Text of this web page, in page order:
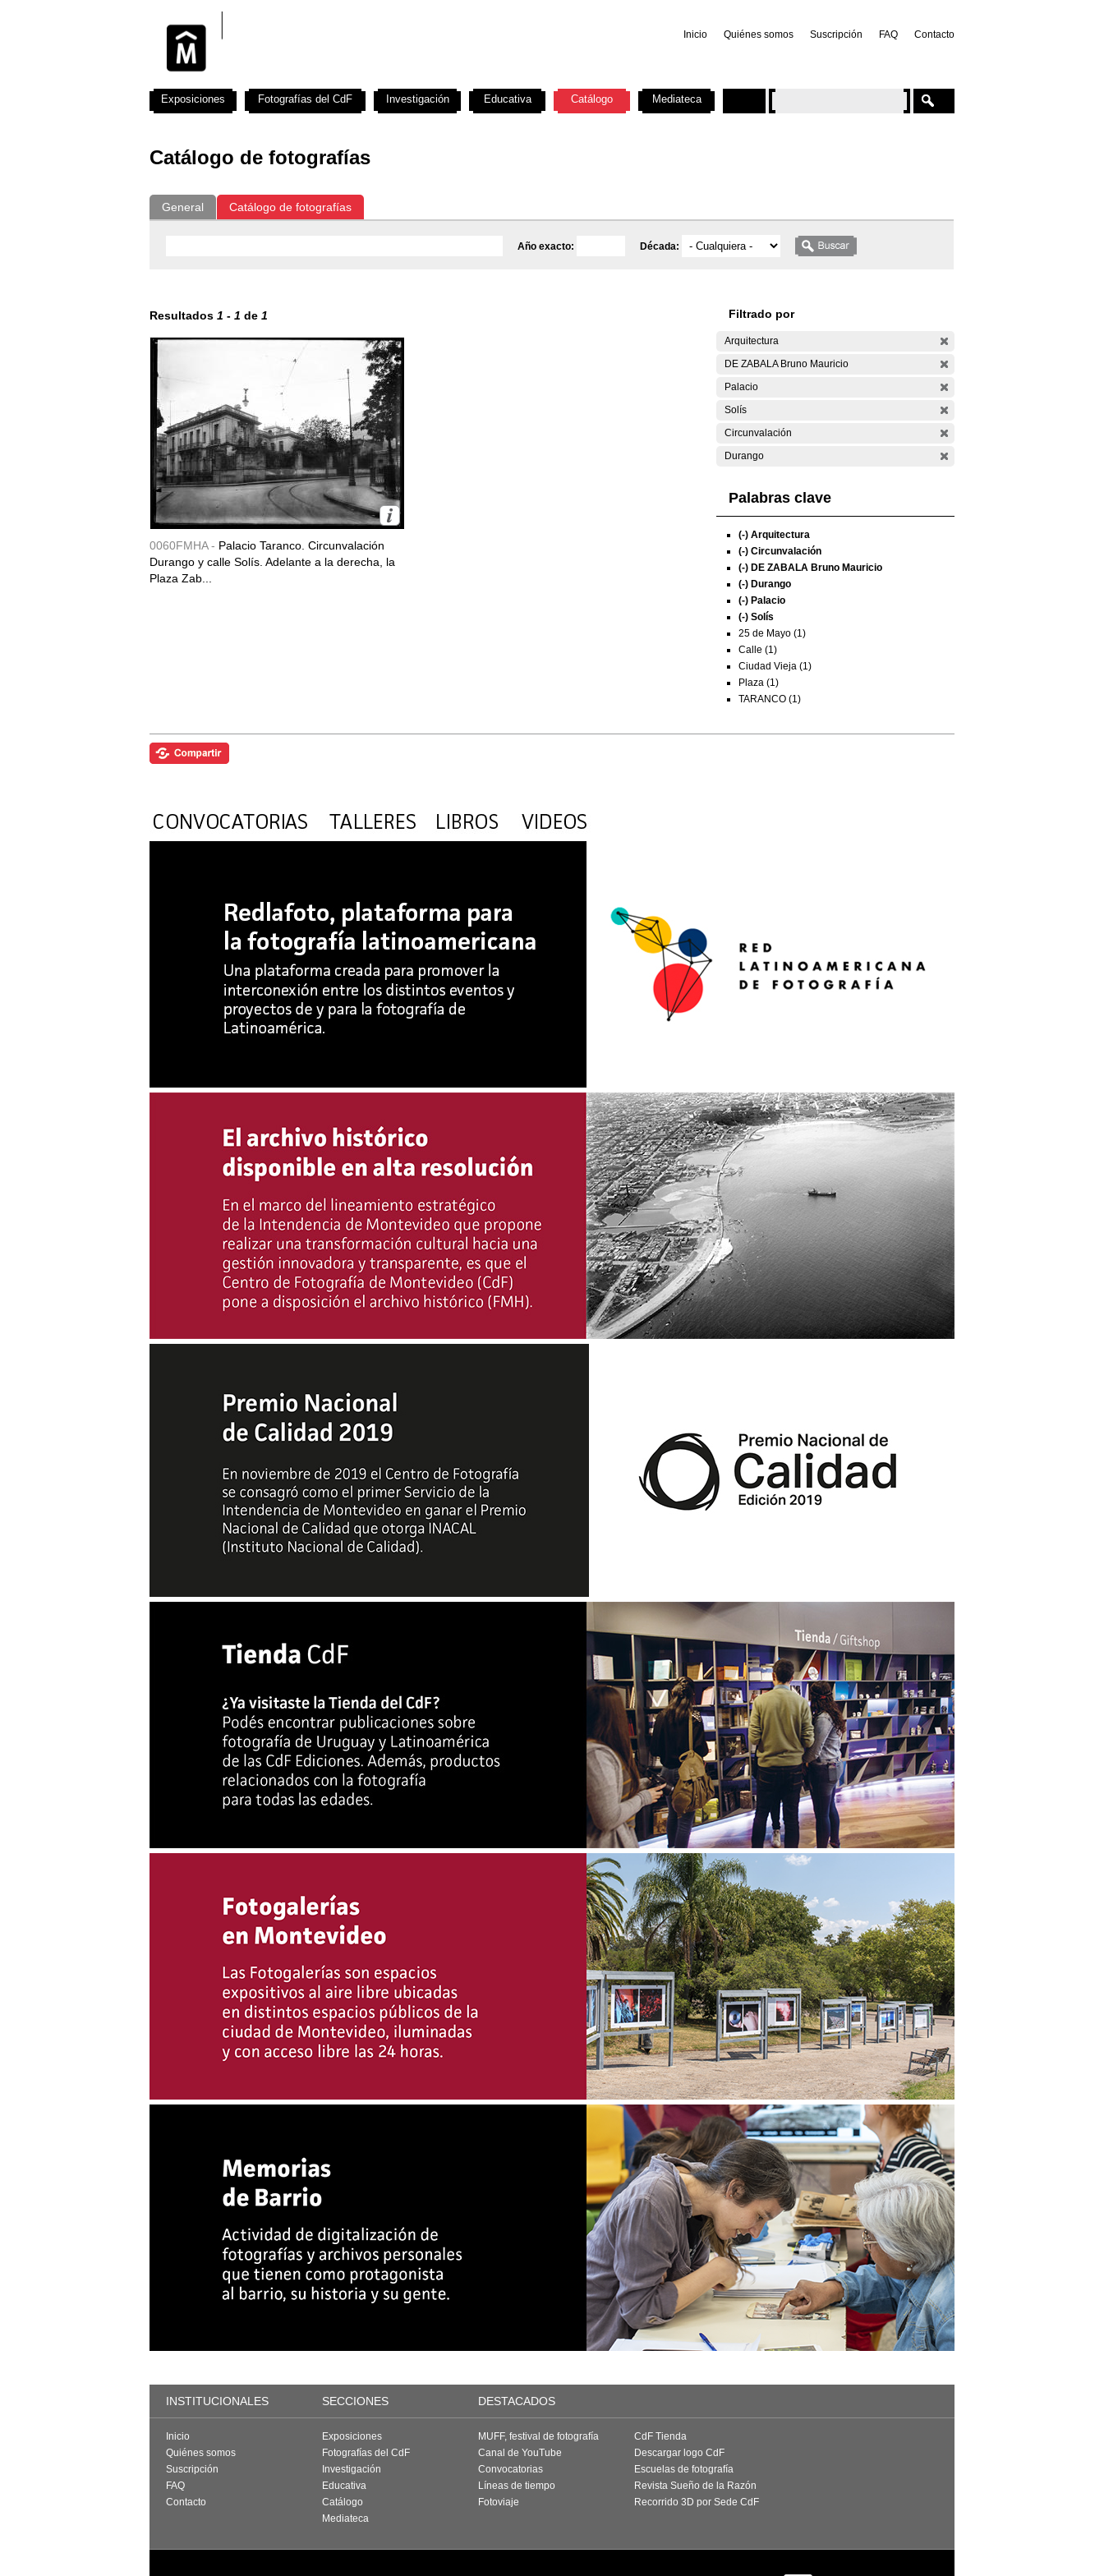
Inicio Quiénes somos Suscripción FAQ Contacto
Catálogo de fotografías
General Catálogo de fotografías
Año exacto: Década:
Resultados 1 - 1 de 1
0060FMHA - Palacio Taranco. Circunvalación
Durango y calle Solís. Adelante a la derecha, la
Plaza Zab...
Filtrado por
Arquitectura
DE ZABALA Bruno Mauricio
Palacio
Solís
Circunvalación
Durango
Palabras clave
(-) Arquitectura
(-) Circunvalación
(-) DE ZABALA Bruno Mauricio
(-) Durango
(-) Palacio
(-) Solís
25 de Mayo (1)
Calle (1)
Ciudad Vieja (1)
Plaza (1)
TARANCO (1)
Exposiciones Fotografías del CdF Investigación Educativa Catálogo Mediateca
INSTITUCIONALES SECCIONES DESTACADOS
Inicio
Quiénes somos
Suscripción
FAQ
Contacto
Exposiciones
Fotografías del CdF
Investigación
Educativa
Catálogo
Mediateca
MUFF, festival de fotografía
Canal de YouTube
Convocatorias
Líneas de tiempo
Fotoviaje
CdF Tienda
Descargar logo CdF
Escuelas de fotografía
Revista Sueño de la Razón
Recorrido 3D por Sede CdF